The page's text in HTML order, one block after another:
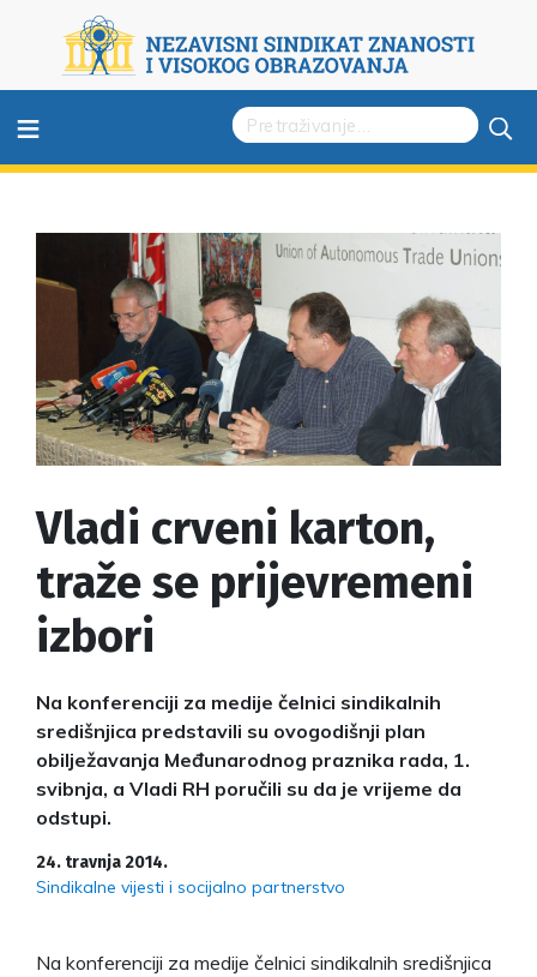
≡
Vladi crveni karton,
traže se prijevremeni
izbori
Na konferenciji za medije čelnici sindikalnih
središnjica predstavili su ovogodišnji plan
obilježavanja Međunarodnog praznika rada, 1.
svibnja, a Vladi RH poručili su da je vrijeme da
odstupi.
24. travnja 2014.
Sindikalne vijesti i socijalno partnerstvo
Na konferenciji za medije čelnici sindikalnih središnjica